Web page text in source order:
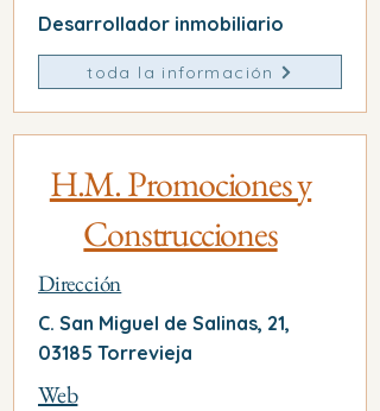
Desarrollador inmobiliario
toda la información
H.M. Promociones y
Construcciones
Dirección
C. San Miguel de Salinas, 21,
03185 Torrevieja
Web